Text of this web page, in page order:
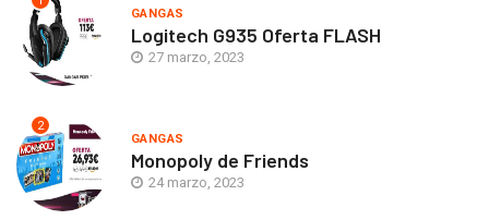
GANGAS
Logitech G935 Oferta FLASH
27 marzo, 2023
2
GANGAS
Monopoly de Friends
24 marzo, 2023